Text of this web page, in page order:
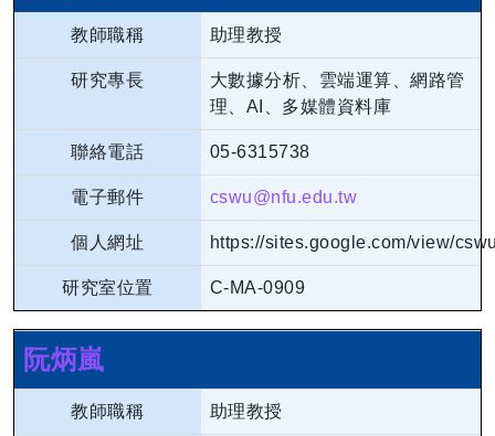
教師職稱 助理教授
研究專長
大數據分析、雲端運算、網路管
理、AI、多媒體資料庫
聯絡電話 05-6315738
電子郵件 cswu@nfu.edu.tw
個人網址 https://sites.google.com/view/
研究室位置 C-MA-0909
阮炳嵐
教師職稱 助理教授